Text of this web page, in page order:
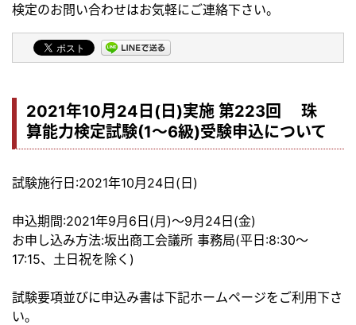
検定のお問い合わせはお気軽にご連絡下さい。
2021年10月24日(日)実施 第223回 珠
算能力検定試験(1～6級)受験申込について
試験施行日:2021年10月24日(日)
申込期間:2021年9月6日(月)～9月24日(金)
お申し込み方法:坂出商工会議所 事務局(平日:8:30～
17:15、土日祝を除く)
試験要項並びに申込み書は下記ホームページをご利用下さ
い。